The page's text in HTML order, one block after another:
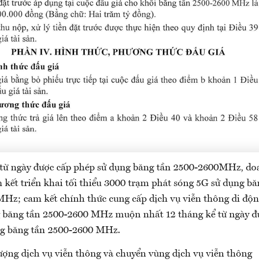
ngày được cấp phép sử dụng băng tần 2500-2600MHz,
kết triển khai tối thiểu 3000 trạm phát sóng 5G sử dụng
cam kết chính thức cung cấp dịch vụ viễn thông di
tần 2500-2600 MHz muộn nhất 12 tháng kể từ ngày
băng tần 2500-2600 MHz.
dịch vụ viễn thông và chuyển vùng dịch vụ viễn thông